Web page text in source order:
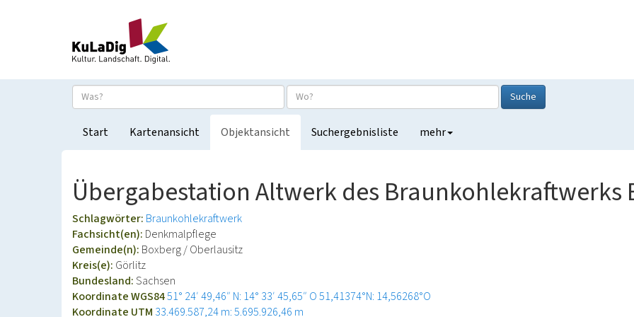
Suche
Start Kartenansicht Objektansicht Suchergebnisliste mehr
Übergabestation Altwerk des Braunkohlekraftwerks
Schlagwörter: Braunkohlekraftwerk
Fachsicht(en): Denkmalpflege
Gemeinde(n): Boxberg / Oberlausitz
Kreis(e): Görlitz
Bundesland:Sachsen
Koordinate WGS8451° 24′ 49,46″ N: 14° 33′ 45,65″ O51,41374°N: 14,56268°O
Koordinate UTM 33.469.587,24 m: 5.695.926,46 m